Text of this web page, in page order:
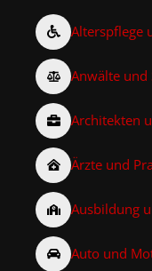
Alterspflege
Anwälte und
Architekten
Ärzte und
Ausbildung
Auto und